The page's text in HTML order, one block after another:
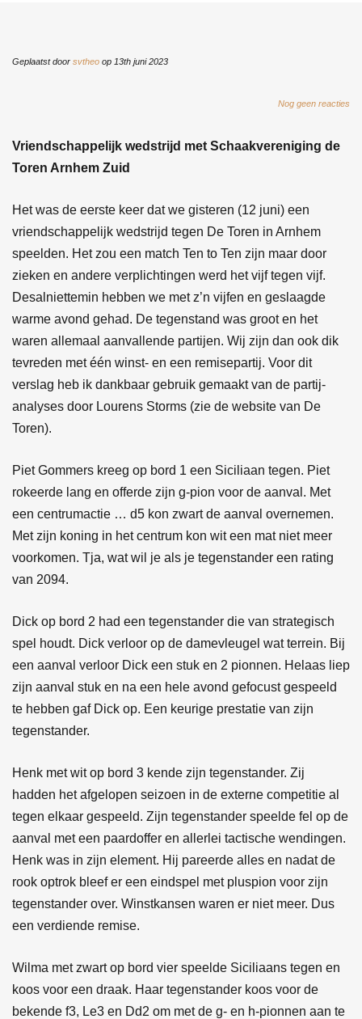
Geplaatst door svtheo op 13th juni 2023
Nog geen reacties
Vriendschappelijk wedstrijd met Schaakvereniging de
Toren Arnhem Zuid
Het was de eerste keer dat we gisteren (12 juni) een
vriendschappelijk wedstrijd tegen De Toren in Arnhem
speelden. Het zou een match Ten to Ten zijn maar door
zieken en andere verplichtingen werd het vijf tegen vijf.
Desalniettemin hebben we met z’n vijfen en geslaagde
warme avond gehad. De tegenstand was groot en het
waren allemaal aanvallende partijen. Wij zijn dan ook dik
tevreden met één winst- en een remisepartij. Voor dit
verslag heb ik dankbaar gebruik gemaakt van de partij-
analyses door Lourens Storms (zie de website van De
Toren).
Piet Gommers kreeg op bord 1 een Siciliaan tegen. Piet
rokeerde lang en offerde zijn g-pion voor de aanval. Met
een centrumactie … d5 kon zwart de aanval overnemen.
Met zijn koning in het centrum kon wit een mat niet meer
voorkomen. Tja, wat wil je als je tegenstander een rating
van 2094.
Dick op bord 2 had een tegenstander die van strategisch
spel houdt. Dick verloor op de damevleugel wat terrein. Bij
een aanval verloor Dick een stuk en 2 pionnen. Helaas liep
zijn aanval stuk en na een hele avond gefocust gespeeld
te hebben gaf Dick op. Een keurige prestatie van zijn
tegenstander.
Henk met wit op bord 3 kende zijn tegenstander. Zij
hadden het afgelopen seizoen in de externe competitie al
tegen elkaar gespeeld. Zijn tegenstander speelde fel op de
aanval met een paardoffer en allerlei tactische wendingen.
Henk was in zijn element. Hij pareerde alles en nadat de
rook optrok bleef er een eindspel met pluspion voor zijn
tegenstander over. Winstkansen waren er niet meer. Dus
een verdiende remise.
Wilma met zwart op bord vier speelde Siciliaans tegen en
koos voor een draak. Haar tegenstander koos voor de
bekende f3, Le3 en Dd2 om met de g- en h-pionnen aan te